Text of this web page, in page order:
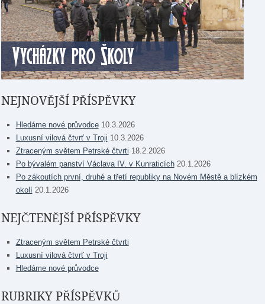
NEJNOVĚJŠÍ PŘÍSPĚVKY
Hledáme nové průvodce 10.3.2026
Luxusní vilová čtvrť v Troji 10.3.2026
Ztraceným světem Petrské čtvrti 18.2.2026
Po bývalém panství Václava IV. v Kunraticích 20.1.2026
Po zákoutích první, druhé a třetí republiky na Novém Městě a blízkém
okolí 20.1.2026
NEJČTENĚJŠÍ PŘÍSPĚVKY
Ztraceným světem Petrské čtvrti
Luxusní vilová čtvrť v Troji
Hledáme nové průvodce
RUBRIKY PŘÍSPĚVKŮ